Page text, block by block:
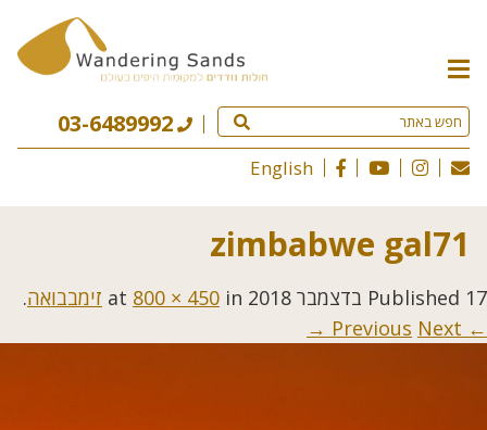
תפריט
האתר
03-6489992
English
zimbabwe gal71
Published 17 בדצמבר 2018 800 × 450 in זימבבואה.
← Previous
Next →